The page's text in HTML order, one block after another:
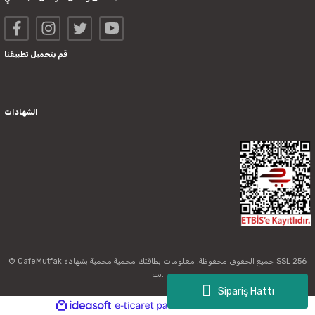
Sipariş Hattı
قم بتحميل تطبيقنا
الشهادات
© CafeMutfak جميع الحقوق محفوظة. معلومات بطاقتك محمية محمية بشهادة SSL 256
ideasoft